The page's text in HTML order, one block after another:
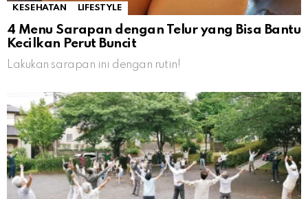
KESEHATAN LIFESTYLE
4 Menu Sarapan dengan Telur yang Bisa Bantu
Kecilkan Perut Buncit
Lakukan sarapan ini dengan rutin!